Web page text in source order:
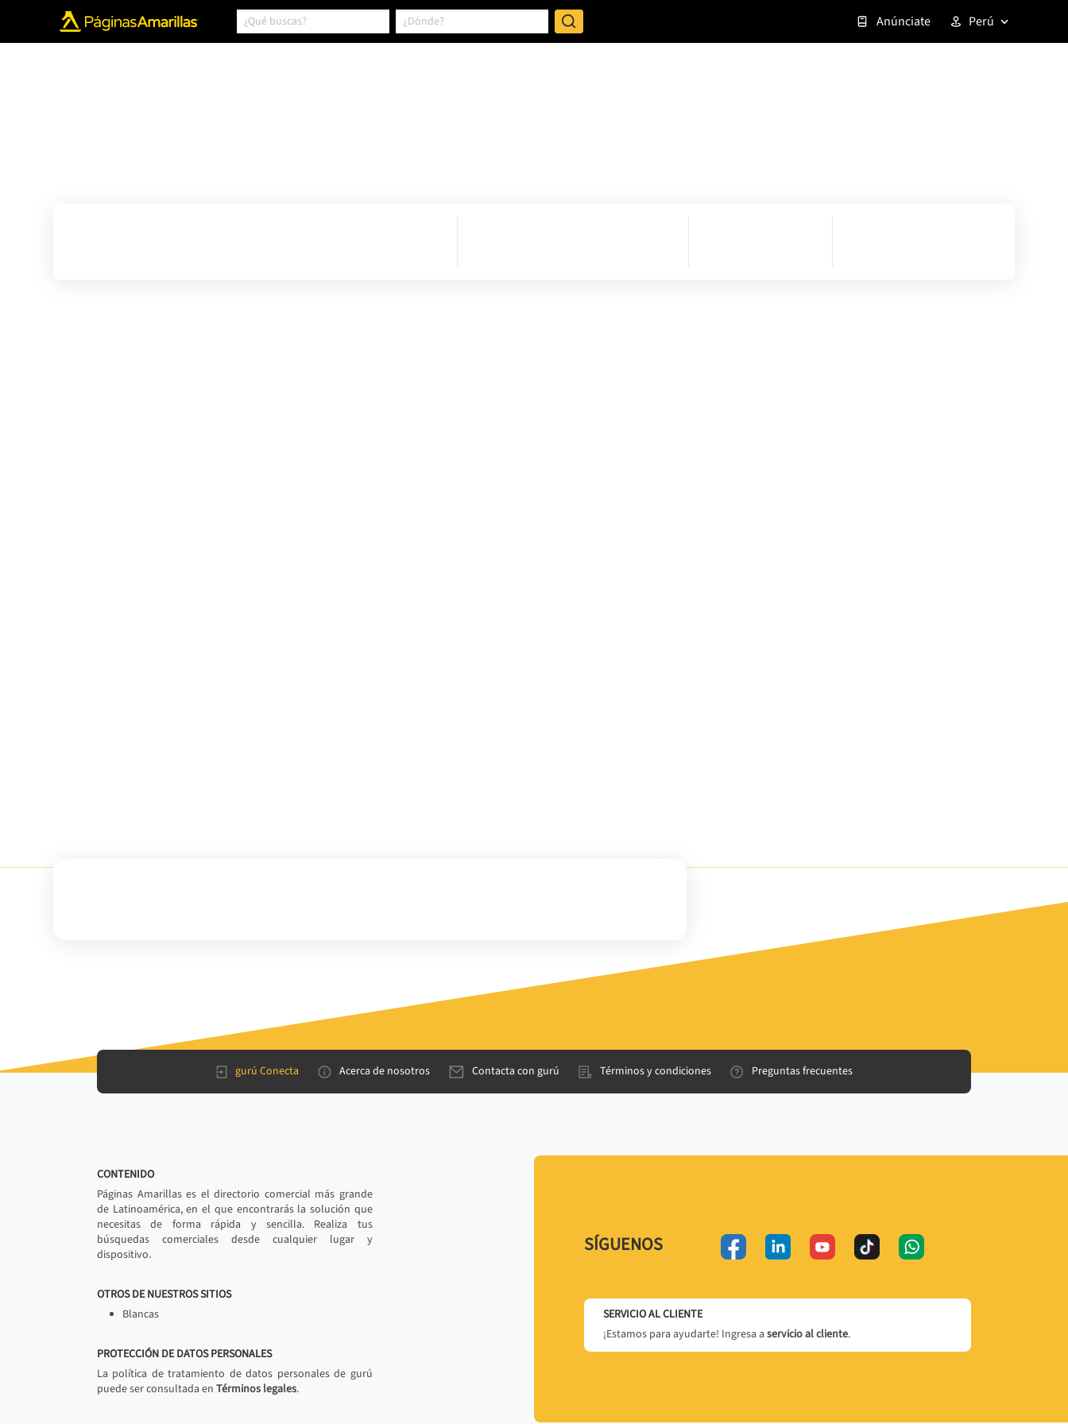
Anúnciate Perú
gurú Conecta Acerca de nosotros Contacta con gurú Términos y condiciones Preguntas frecuentes
CONTENIDO
Páginas Amarillas es el directorio comercial más grande
de Latinoamérica, en el que encontrarás la solución que
necesitas de forma rápida y sencilla. Realiza tus
búsquedas comerciales desde cualquier lugar y
dispositivo.
OTROS DE NUESTROS SITIOS
Blancas
PROTECCIÓN DE DATOS PERSONALES
La política de tratamiento de datos personales de gurú
puede ser consultada en Términos legales.
SÍGUENOS
SERVICIO AL CLIENTE
¡Estamos para ayudarte! Ingresa a servicio al cliente.